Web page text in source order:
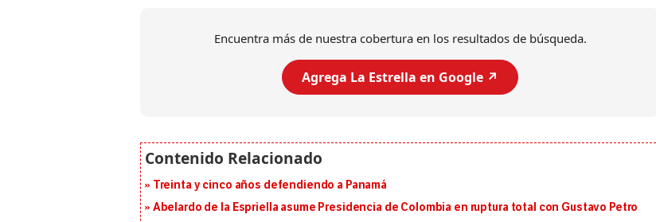
Encuentra más de nuestra cobertura en los resultados de búsqueda.
Agrega La Estrella en Google ↗️
Treinta y cinco años defendiendo a Panamá
Abelardo de la Espriella asume Presidencia de Colombia en ruptura total con Gustavo Petro